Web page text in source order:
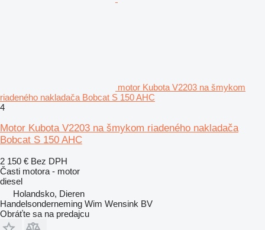
motor Kubota V2203 na šmykom
riadeného nakladača Bobcat S 150 AHC
4
Motor Kubota V2203 na šmykom riadeného nakladača
Bobcat S 150 AHC
2 150 € Bez DPH
Časti motora - motor
diesel
Holandsko, Dieren
Handelsonderneming Wim Wensink BV
Obráťte sa na predajcu